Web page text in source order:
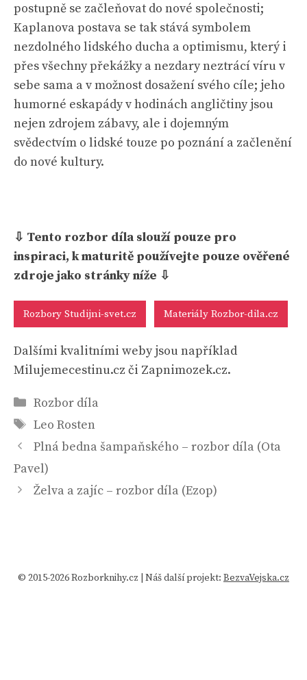
postupně se začleňovat do nové společnosti;
Kaplanova postava se tak stává symbolem
nezdolného lidského ducha a optimismu, který i
přes všechny překážky a nezdary neztrácí víru v
sebe sama a v možnost dosažení svého cíle; jeho
humorné eskapády v hodinách angličtiny jsou
nejen zdrojem zábavy, ale i dojemným
svědectvím o lidské touze po poznání a začlenění
do nové kultury.
⇩ Tento rozbor díla slouží pouze pro
inspiraci, k maturitě používejte pouze ověřené
zdroje jako stránky níže ⇩
Rozbory Studijni-svet.cz Materiály Rozbor-dila.cz
Dalšími kvalitními weby jsou například
Milujemecestinu.cz či Zapnimozek.cz.
Rubriky
Rozbor díla
Štítky
Leo Rosten
Plná bedna šampaňského – rozbor díla (Ota
Pavel)
Želva a zajíc – rozbor díla (Ezop)
© 2015-2026 Rozborknihy.cz | Náš další projekt: BezvaVejska.cz